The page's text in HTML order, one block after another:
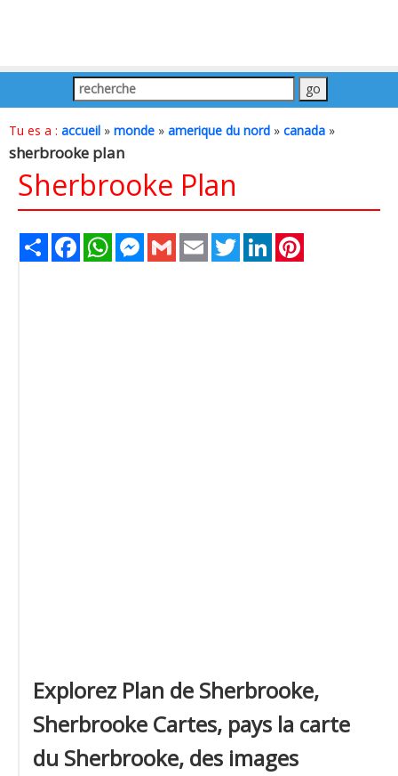
Tu es a : accueil » monde » amerique du nord » canada »
sherbrooke plan
Sherbrooke Plan
Share FacebookWhatsAppMessenger
Gmail Email TwitterLinkedIn
Explorez Plan de Sherbrooke,
Sherbrooke Cartes, pays la carte
du Sherbrooke, des images